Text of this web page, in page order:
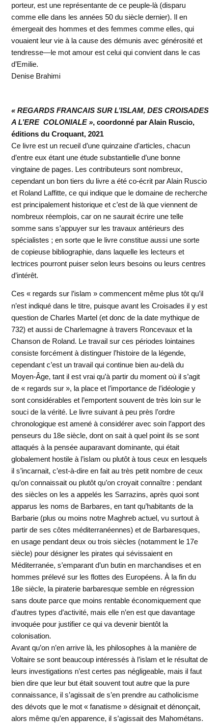
porteur, est une représentante de ce peuple-là (disparu
comme elle dans les années 50 du siècle dernier). Il en
émergeait des hommes et des femmes comme elles, qui
vouaient leur vie à la cause des démunis avec générosité et
tendresse—le mot amour est celui qui convient dans le cas
d’Emilie.
Denise Brahimi
« REGARDS FRANCAIS SUR L’ISLAM, DES CROISADES
A L’ERE COLONIALE », coordonné par Alain Ruscio,
éditions du Croquant, 2021
Ce livre est un recueil d’une quinzaine d’articles, chacun
d’entre eux étant une étude substantielle d’une bonne
vingtaine de pages. Les contributeurs sont nombreux,
cependant un bon tiers du livre a été co-écrit par Alain Ruscio
et Roland Laffitte, ce qui indique que le domaine de recherche
est principalement historique et c’est de là que viennent de
nombreux réemplois, car on ne saurait écrire une telle
somme sans s’appuyer sur les travaux antérieurs des
spécialistes ; en sorte que le livre constitue aussi une sorte
de copieuse bibliographie, dans laquelle les lecteurs et
lectrices pourront puiser selon leurs besoins ou leurs centres
d’intérêt.
Ces « regards sur l’islam » commencent même plus tôt qu’il
n’est indiqué dans le titre, puisque avant les Croisades il y est
question de Charles Martel (et donc de la date mythique de
732) et aussi de Charlemagne à travers Roncevaux et la
Chanson de Roland. Le travail sur ces périodes lointaines
consiste forcément à distinguer l’histoire de la légende,
cependant c’est un travail qui continue bien au-delà du
Moyen-Âge, tant il est vrai qu’à partir du moment où il s’agit
de « regards sur », la place et l’importance de l’idéologie y
sont considérables et l’emportent souvent de très loin sur le
souci de la vérité. Le livre suivant à peu près l’ordre
chronologique est amené à considérer avec soin l’apport des
penseurs du 18e siècle, dont on sait à quel point ils se sont
attaqués à la pensée auparavant dominante, qui était
globalement hostile à l’islam ou plutôt à tous ceux en lesquels
il s’incarnait, c’est-à-dire en fait au très petit nombre de ceux
qu’on connaissait ou plutôt qu’on croyait connaître : pendant
des siècles on les a appelés les Sarrazins, après quoi sont
apparus les noms de Barbares, en tant qu’habitants de la
Barbarie (plus ou moins notre Maghreb actuel, vu surtout à
partir de ses côtes méditerranéennes) et de Barbaresques,
en usage pendant deux ou trois siècles (notamment le 17e
siècle) pour désigner les pirates qui sévissaient en
Méditerranée, s’emparant d’un butin en marchandises et en
hommes prélevé sur les flottes des Européens. À la fin du
18e siècle, la piraterie barbaresque semble en régression
sans doute parce que moins rentable économiquement que
d’autres types d’activité, mais elle n’en est que davantage
invoquée pour justifier ce qui va devenir bientôt la
colonisation.
Avant qu’on n’en arrive là, les philosophes à la manière de
Voltaire se sont beaucoup intéressés à l’islam et le résultat de
leurs investigations n’est certes pas négligeable, mais il faut
bien dire que leur but était souvent tout autre que la pure
connaissance, il s’agissait de s’en prendre au catholicisme
des dévots que le mot « fanatisme » désignait et dénonçait,
alors même qu’en apparence, il s’agissait des Mahométans.